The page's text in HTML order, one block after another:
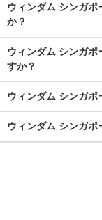
ウィンダム シンガ
か？
ウィンダム シンガポ
すか？
ウィンダム シンガポ
ウィンダム シンガポ